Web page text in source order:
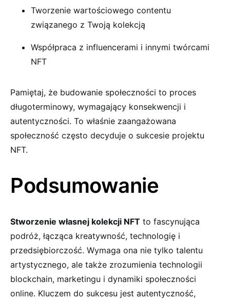
Tworzenie wartościowego contentu
związanego z Twoją kolekcją
Współpraca z influencerami i innymi twórcami
NFT
Pamiętaj, że budowanie społeczności to proces
długoterminowy, wymagający konsekwencji i
autentyczności. To właśnie zaangażowana
społeczność często decyduje o sukcesie projektu
NFT.
Podsumowanie
Stworzenie własnej kolekcji NFT to fascynująca
podróż, łącząca kreatywność, technologię i
przedsiębiorczość. Wymaga ona nie tylko talentu
artystycznego, ale także zrozumienia technologii
blockchain, marketingu i dynamiki społeczności
online. Kluczem do sukcesu jest autentyczność,